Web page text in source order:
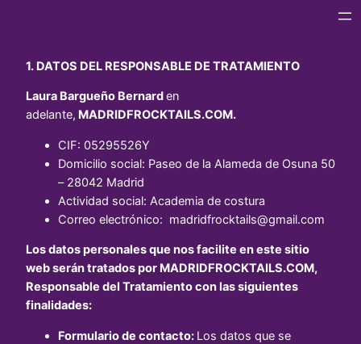
1. DATOS DEL RESPONSABLE DE TRATAMIENTO
Laura Bargueño Bernarden
adelante, MADRIDFROCKTAILS.COM.
CIF: 05295526Y
Domicilio social: Paseo de la Alameda de Osuna 50
– 28042 Madrid
Actividad social: Academia de costura
Correo electrónico: madridfrocktails@gmail.com
Los datos personales que nos facilite en este sitio
web serán tratados por MADRIDFROCKTAILS.COM,
Responsable del Tratamiento con las siguientes
finalidades:
Formulario de contacto: Los datos que se